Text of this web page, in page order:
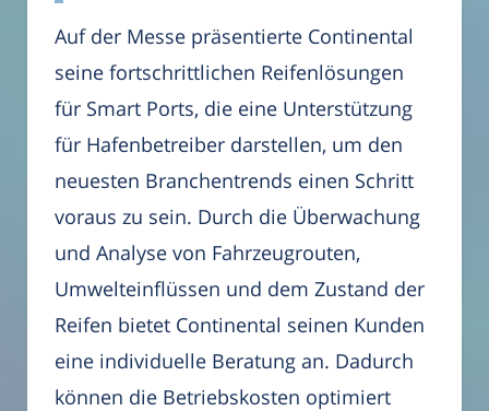
Auf der Messe präsentierte Continental
seine fortschrittlichen Reifenlösungen
für Smart Ports, die eine Unterstützung
für Hafenbetreiber darstellen, um den
neuesten Branchentrends einen Schritt
voraus zu sein. Durch die Überwachung
und Analyse von Fahrzeugrouten,
Umwelteinflüssen und dem Zustand der
Reifen bietet Continental seinen Kunden
eine individuelle Beratung an. Dadurch
können die Betriebskosten optimiert